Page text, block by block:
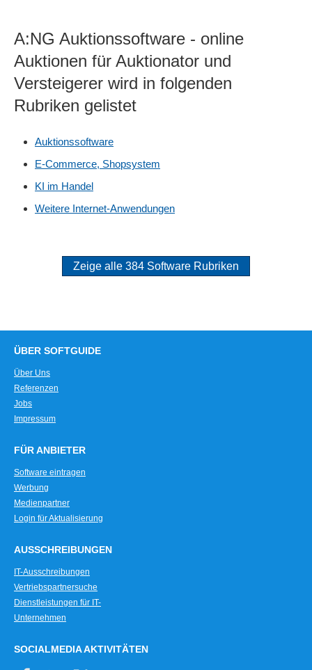
A:NG Auktionssoftware - online
Auktionen für Auktionator und
Versteigerer wird in folgenden
Rubriken gelistet
Auktionssoftware
E-Commerce, Shopsystem
KI im Handel
Weitere Internet-Anwendungen
Zeige alle 384 Software Rubriken
ÜBER SOFTGUIDE
Über Uns
Referenzen
Jobs
Impressum
FÜR ANBIETER
Software eintragen
Werbung
Medienpartner
Login für Aktualisierung
AUSSCHREIBUNGEN
IT-Ausschreibungen
Vertriebspartnersuche
Dienstleistungen für IT-
Unternehmen
SOCIALMEDIA AKTIVITÄTEN